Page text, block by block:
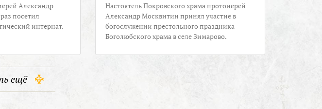
Александр
посетил
интернат.
Настоятель Покровского храма протоиерей
Александр Москвитин принял участие в
богослужении престольного праздника
Боголюбского храма в селе Зимарово.
ещё